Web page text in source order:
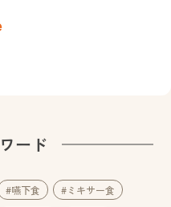
ード
#嚥下食 #ミキサー食